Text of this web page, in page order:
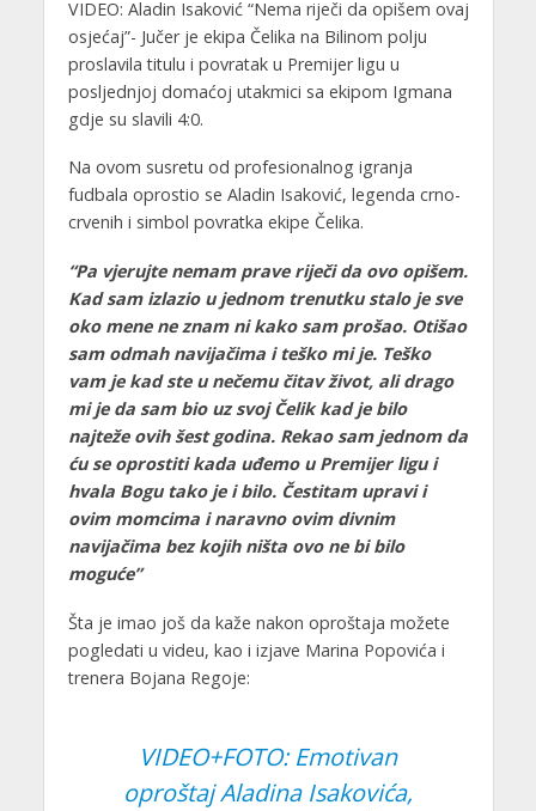
VIDEO: Aladin Isaković “Nema riječi da opišem ovaj
osjećaj”- Jučer je ekipa Čelika na Bilinom polju
proslavila titulu i povratak u Premijer ligu u
posljednjoj domaćoj utakmici sa ekipom Igmana
gdje su slavili 4:0.
Na ovom susretu od profesionalnog igranja
fudbala oprostio se Aladin Isaković, legenda crno-
crvenih i simbol povratka ekipe Čelika.
“Pa vjerujte nemam prave riječi da ovo opišem.
Kad sam izlazio u jednom trenutku stalo je sve
oko mene ne znam ni kako sam prošao. Otišao
sam odmah navijačima i teško mi je. Teško
vam je kad ste u nečemu čitav život, ali drago
mi je da sam bio uz svoj Čelik kad je bilo
najteže ovih šest godina. Rekao sam jednom da
ću se oprostiti kada uđemo u Premijer ligu i
hvala Bogu tako je i bilo. Čestitam upravi i
ovim momcima i naravno ovim divnim
navijačima bez kojih ništa ovo ne bi bilo
moguće”
Šta je imao još da kaže nakon oproštaja možete
pogledati u videu, kao i izjave Marina Popovića i
trenera Bojana Regoje:
VIDEO+FOTO: Emotivan
oproštaj Aladina Isakovića,